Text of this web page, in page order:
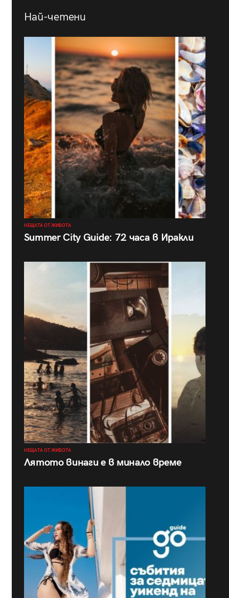
Най-четени
НЕЩАТА ОТ ЖИВОТА
Summer City Guide: 72 часа в Иракли
НЕЩАТА ОТ ЖИВОТА
Лятото винаги е в минало време